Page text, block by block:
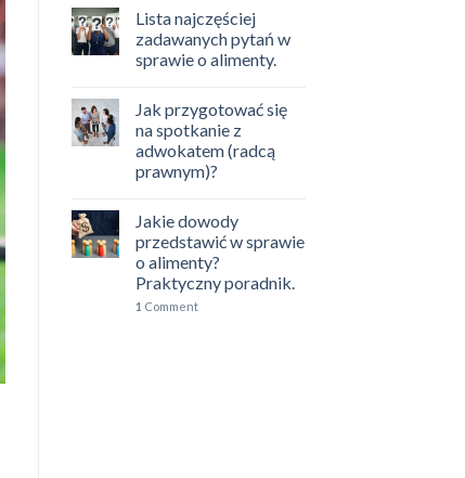
Lista najczęściej
zadawanych pytań w
sprawie o alimenty.
Jak przygotować się
na spotkanie z
adwokatem (radcą
prawnym)?
Jakie dowody
przedstawić w sprawie
o alimenty?
Praktyczny poradnik.
1 Comment